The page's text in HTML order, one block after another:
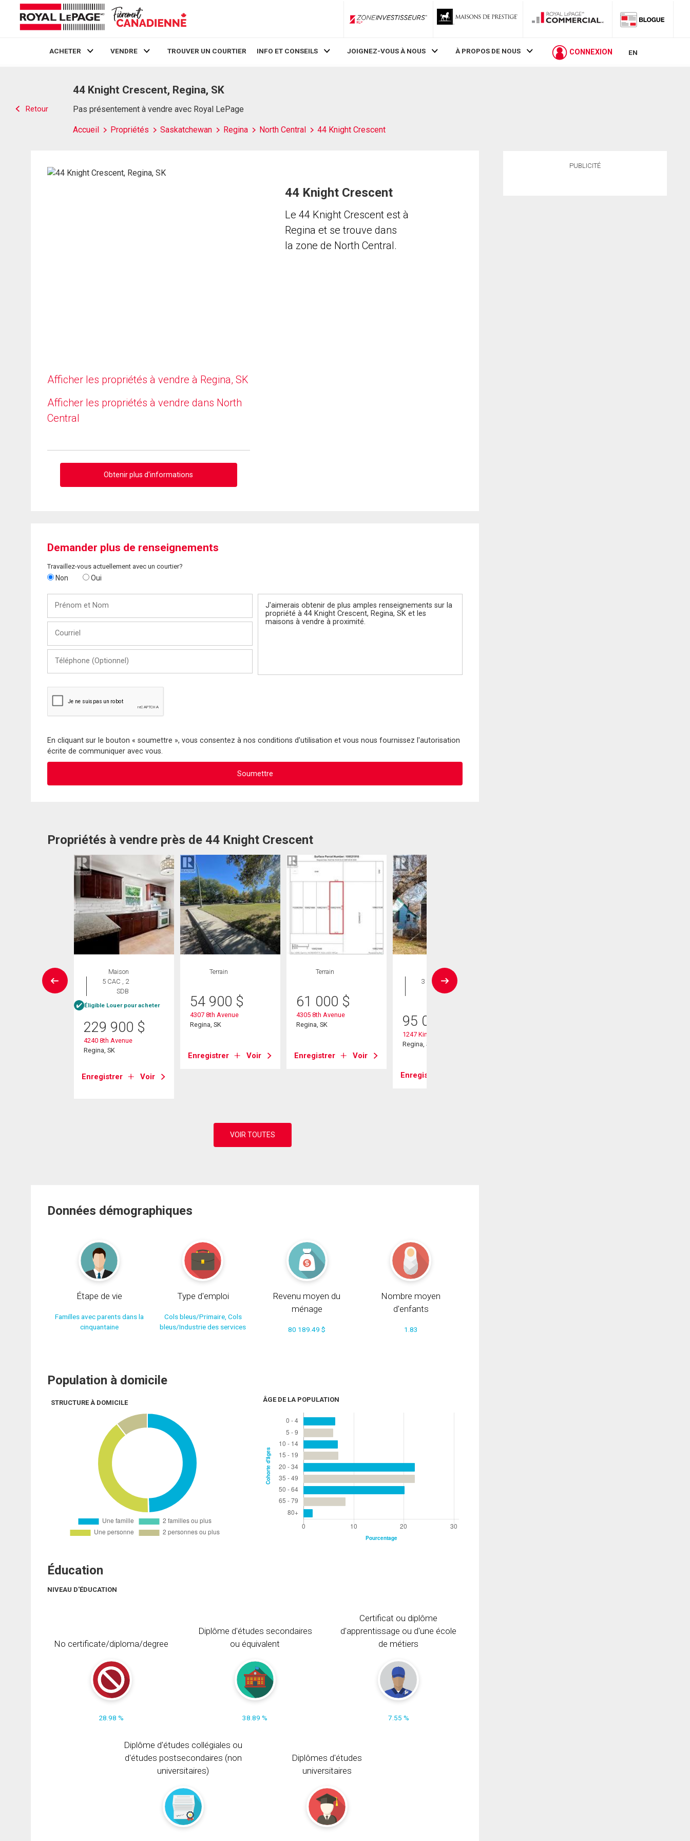
ZoneInvestisseurs RLP
ACHETER VENDRE TROUVER UN COURTIER INFO ET CONSEILS JOIGNEZ-VOUS À NOUS À PROPOS DE NOUS CONNEXION EN
Retour
44 Knight Crescent, Regina, SK
Pas présentement à vendre avec Royal LePage
Accueil Propriétés Saskatchewan Regina North Central 44 Knight Crescent
Afficher les propriétés à vendre à Regina, SK
Afficher les propriétés à vendre dans North
Central
Obtenir plus d'informations
44 Knight Crescent
Le 44 Knight Crescent est à
Regina et se trouve dans
la zone de North Central.
Demander plus de renseignements
Travaillez-vous actuellement avec un courtier?
Non Oui
Nom
(Optionnel)
En cliquant sur le bouton « soumettre », vous consentez à nos conditions d'utilisation et vous nous fournissez l'autorisation
écrite de communiquer avec vous.
Propriétés à vendre près de 44 Knight Crescent
Maison
5 CAC , 2
SDB
Éligible Louer pour acheter
229 900 $
4240 8th Avenue
Regina, SK
Enregistrer Voir
Terrain
54 900 $
4307 8th Avenue
Regina, SK
Enregistrer Voir
Terrain
61 000 $
4305 8th Avenue
Regina, SK
Enregistrer Voir
Maison
3 CAC , 1
SDB
95 000
1247 King Street
Regina, SK
Enregistrer
Données démographiques
Étape de vie
Familles avec parents dans la
cinquantaine
Type d'emploi
Cols bleus/Primaire, Cols
bleus/Industrie des services
Revenu moyen du
ménage
80 189.49 $
Nombre moyen
d'enfants
1.83
Population à domicile
STRUCTURE À DOMICILE ÂGE DE LA POPULATION
Éducation
NIVEAU D'ÉDUCATION
No certificate/diploma/degree
28.98 %
Diplôme d'études secondaires
ou équivalent
38.89 %
Certificat ou diplôme
d'apprentissage ou d'une école
de métiers
7.55 %
Diplôme d'études collégiales ou
d'études postsecondaires (non
universitaires)
Diplômes d'études
universitaires
PUBLICITÉ